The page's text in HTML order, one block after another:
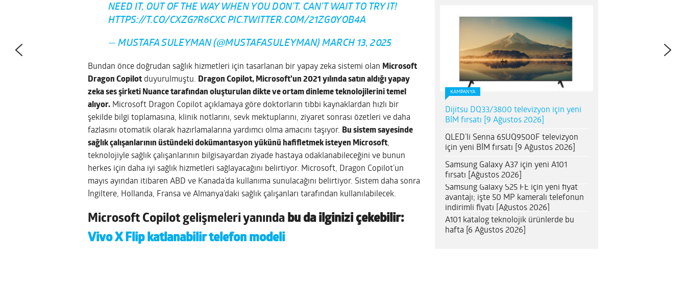
NEED IT, OUT OF THE WAY WHEN YOU DON’T. CAN’T WAIT TO TRY IT!
HTTPS://T.CO/CXZG7R6CXC PIC.TWITTER.COM/21ZG0YOB4A
— MUSTAFA SULEYMAN (@MUSTAFASULEYMAN) MARCH 13, 2025
Bundan önce doğrudan sağlık hizmetleri için tasarlanan bir yapay zeka sistemi olan Microsoft
Dragon Copilot duyurulmuştu. Dragon Copilot, Microsoft’un 2021 yılında satın aldığı yapay
zeka ses şirketi Nuance tarafından oluşturulan dikte ve ortam dinleme teknolojilerini temel
alıyor. Microsoft Dragon Copilot açıklamaya göre doktorların tıbbi kaynaklardan hızlı bir
şekilde bilgi toplamasına, klinik notlarını, sevk mektuplarını, ziyaret sonrası özetleri ve daha
fazlasını otomatik olarak hazırlamalarına yardımcı olma amacını taşıyor. Bu sistem sayesinde
sağlık çalışanlarının üstündeki dokümantasyon yükünü hafifletmek isteyen Microsoft,
teknolojiyle sağlık çalışanlarının bilgisayardan ziyade hastaya odaklanabileceğini ve bunun
herkes için daha iyi sağlık hizmetleri sağlayacağını belirtiyor. Microsoft, Dragon Copilot’un
mayıs ayından itibaren ABD ve Kanada’da kullanıma sunulacağını belirtiyor. Sistem daha sonra
İngiltere, Hollanda, Fransa ve Almanya’daki sağlık çalışanları tarafından kullanılabilecek.
Microsoft Copilot gelişmeleri yanında bu da ilginizi çekebilir:
Vivo X Flip katlanabilir telefon modeli
KAMPANYA
Dijitsu DQ33/3800 televizyon için yeni
BİM fırsatı [9 Ağustos 2026]
QLED’li Senna 65UQ9500F televizyon
için yeni BİM fırsatı [9 Ağustos 2026]
Samsung Galaxy A37 için yeni A101
fırsatı [Ağustos 2026]
Samsung Galaxy S25 FE için yeni fiyat
avantajı; işte 50 MP kameralı telefonun
indirimli fiyatı [Ağustos 2026]
A101 katalog teknolojik ürünlerde bu
hafta [6 Ağustos 2026]